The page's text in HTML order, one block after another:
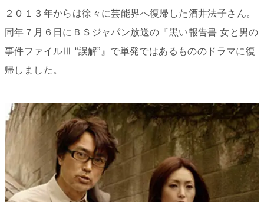
２０１３年からは徐々に芸能界へ復帰した酒井法子さん。
同年７月６日にＢＳジャパン放送の『黒い報告書 女と男の
事件ファイルⅢ “誤解”』で単発ではあるもののドラマに復
帰しました。